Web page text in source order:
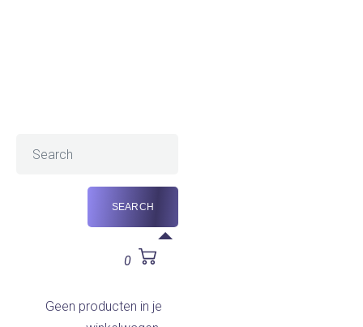
0
Geen producten in je